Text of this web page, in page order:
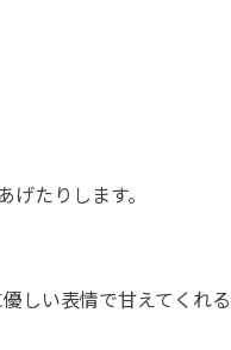
たりします。
しい表情で甘えてくれ